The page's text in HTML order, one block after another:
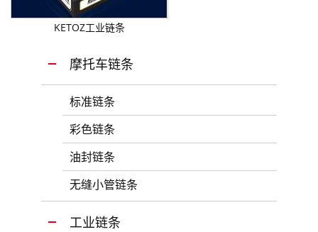
KETOZ工业链条
摩托车链条
标准链条
彩色链条
油封链条
无缝小管链条
工业链条